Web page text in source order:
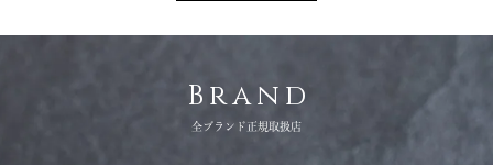
Brand
全ブランド正規取扱店